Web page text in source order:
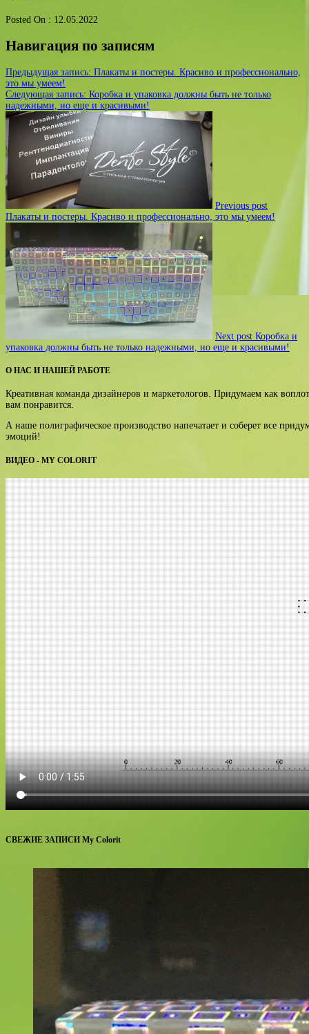
Posted On : 12.05.2022
Навигация по записям
Предыдущая запись: Плакаты и постеры. Красиво и профессионально,
это мы умеем!
Следующая запись: Коробка и упаковка должны быть не только
надежными, но еще и красивыми!
Previous post
Плакаты и постеры. Красиво и профессионально, это мы умеем!
Next post Коробка и
упаковка должны быть не только надежными, но еще и красивыми!
О НАС И НАШЕЙ РАБОТЕ
Креативная команда дизайнеров и маркетологов. Придумаем как
вам понравится.
А наше полиграфическое производство напечатает и соберет все
эмоций!
ВИДЕО - MY COLORIT
СВЕЖИЕ ЗАПИСИ My Colorit